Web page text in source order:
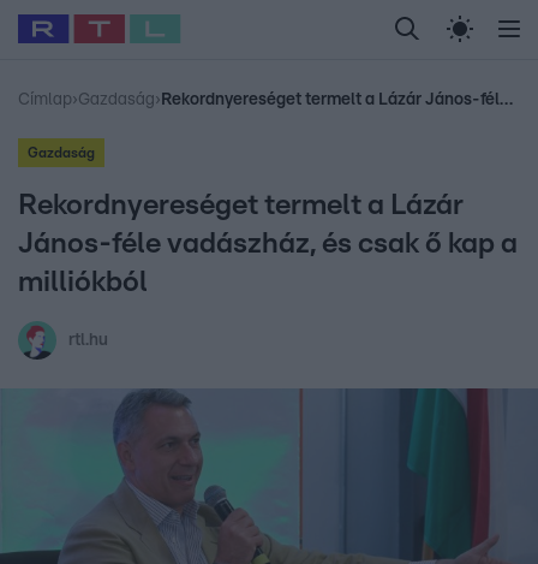
Legfrissebb RTL Híradó Randi Celeb vagyok,
Babits Marcella Most Wanted Gallusz
Címlap›Gazdaság› Rekordnyereséget termelt a Lázár János-féle vadászház, és csak ő kap a milliókból
Gazdaság
Rekordnyereséget termelt a Lázár
János-féle vadászház, és csak ő kap a
milliókból
rtl.hu